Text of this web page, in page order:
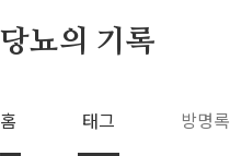
당뇨의 기록
홈 태그 방명록